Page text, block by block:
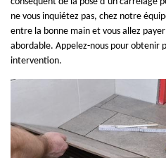
ne vous inquiétez pas, chez notre
entre la bonne main et vous allez
abordable. Appelez-nous pour obtenir
intervention.